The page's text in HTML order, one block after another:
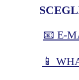
📧 E-
📱